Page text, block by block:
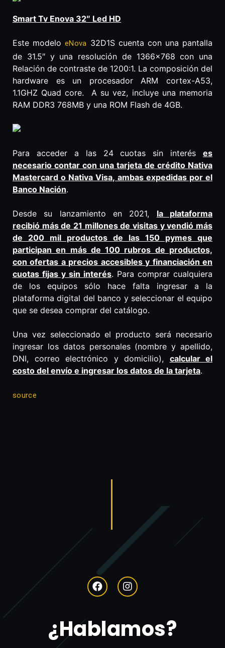
Smart Tv Enova 32″ Led HD
Este modeloeNova 32D1S cuenta con una pantalla
de 31.5″ y una resolución de 1366×768 con una
Relación de contraste de 1200:1. La composición del
hardware es un procesador ARM cortex-A53,
1.1GHZ Quad core. A su vez, incluye una memoria
RAM DDR3 768MB y una ROM Flash de 4GB.
Para acceder a las 24 cuotas sin interés es
necesario contar con una tarjeta de crédito Nativa
Mastercard o Nativa Visa, ambas expedidas por el
Banco Nación.
Desde su lanzamiento en 2021, la plataforma
recibió más de 21 millones de visitas y vendió más
de 200 mil productos de las 150 pymes que
participan en más de 100 rubros de productos,
con ofertas a precios accesibles y financiación en
cuotas fijas y sin interés. Para comprar cualquiera
de los equipos sólo hace falta ingresar a la
plataforma digital del banco y seleccionar el equipo
que se desea comprar del catálogo.
Una vez seleccionado el producto será necesario
ingresar los datos personales (nombre y apellido,
DNI, correo electrónico y domicilio), calcular el
costo del envío e ingresar los datos de la tarjeta.
source
¿Hablamos?